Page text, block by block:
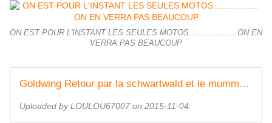
ON EST POUR L'INSTANT LES SEULES MOTOS................... ON EN
VERRA PAS BEAUCOUP
Goldwing Retour par la schwartwald et le mummelsee 4
Uploaded by LOULOU67007 on 2015-11-04.